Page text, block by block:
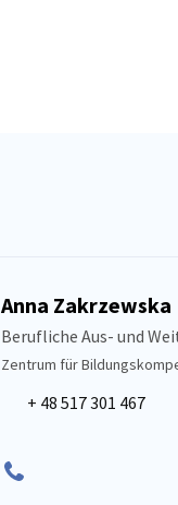
Anna Zakrzewska
Berufliche Aus- und
Zentrum für
+ 48 517 301 467